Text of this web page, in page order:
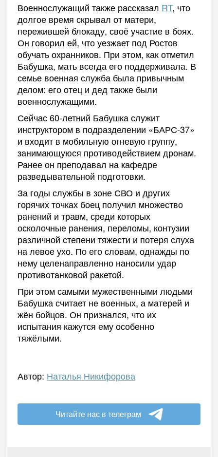
Военнослужащий также рассказал RT, что
долгое время скрывал от матери,
пережившей блокаду, своё участие в боях.
Он говорил ей, что уезжает под Ростов
обучать охранников. При этом, как отметил
Бабушка, мать всегда его поддерживала. В
семье военная служба была привычным
делом: его отец и дед также были
военнослужащими.
Сейчас 60-летний Бабушка служит
инструктором в подразделении «БАРС-37»
и входит в мобильную огневую группу,
занимающуюся противодействием дронам.
Ранее он преподавал на кафедре
разведывательной подготовки.
За годы службы в зоне СВО и других
горячих точках боец получил множество
ранений и травм, среди которых
осколочные ранения, переломы, контузии
различной степени тяжести и потеря слуха
на левое ухо. По его словам, однажды по
нему целенаправленно наносили удар
противотанковой ракетой.
При этом самыми мужественными людьми
Бабушка считает не военных, а матерей и
жён бойцов. Он признался, что их
испытания кажутся ему особенно
тяжёлыми.
Автор: Наталья Никифорова
Читайте нас в телеграм